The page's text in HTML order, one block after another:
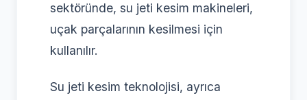
sektöründe, su jeti kesim makineleri,
uçak parçalarının kesilmesi için
kullanılır.
Su jeti kesim teknolojisi, ayrıca